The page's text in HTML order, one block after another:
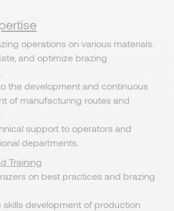
operations on various materials.
and optimize brazing
the development and continuous
of manufacturing routes and
support to operators and
departments.
Training
on best practices and brazing
skills development of production